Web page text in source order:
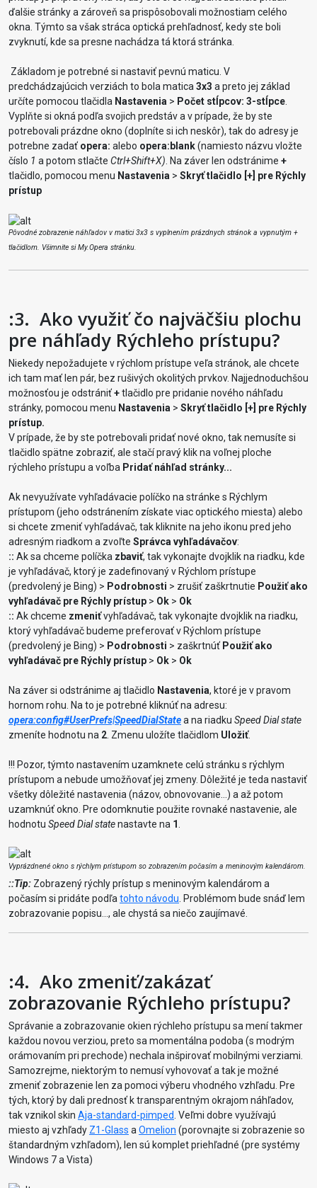
ďalšie stránky a zároveň sa prispôsobovali možnostiam celého
okna. Týmto sa však stráca optická prehľadnosť, kedy ste boli
zvyknutí, kde sa presne nachádza tá ktorá stránka.
Základom je potrebné si nastaviť pevnú maticu. V
predchádzajúcich verziách to bola matica 3x3 a preto jej základ
určíte pomocou tlačidla Nastavenia > Počet stĺpcov: 3-stĺpce
Vyplňte si okná podľa svojich predstáv a v prípade, že by ste
potrebovali prázdne okno (doplníte si ich neskôr), tak do adresy je
potrebne zadať opera: alebo opera:blank(namiesto názvu vložte
číslo 1 a potom stlačte Ctrl+Shift+X) . Na záver len odstránime +
tlačidlo, pomocou menu Nastavenia > Skryť tlačidlo [+] pre Rýchly
prístup
Pôvodné zobrazenie náhľadov v matici 3x3 s vyplnením prázdnych stránok a vypnutým +
tlačidlom. Všimnite si My.Opera stránku.
:3. Ako využiť čo najväčšiu plochu
pre náhľady Rýchleho prístupu?
Niekedy nepožadujete v rýchlom prístupe veľa stránok, ale chcete
ich tam mať len pár, bez rušivých okolitých prvkov. Najjednoduchšou
možnosťou je odstrániť+tlačidlo pre pridanie nového náhľadu
stránky, pomocou menu Nastavenia > Skryť tlačidlo [+] pre Rýchly
prístup.
V prípade, že by ste potrebovali pridať nové okno, tak nemusíte si
tlačidlo spätne zobraziť, ale stačí pravý klik na voľnej ploche
rýchleho prístupu a voľba Pridať náhľad stránky...
Ak nevyužívate vyhľadávacie políčko na stránke s Rýchlym
prístupom (jeho odstránením získate viac optického miesta) alebo
si chcete zmeniť vyhľadávač, tak kliknite na jeho ikonu pred jeho
adresným riadkom a zvoľte Správca vyhľadávačov:
:: Ak sa chceme políčka zbaviť, tak vykonajte dvojklik na riadku, kde
je vyhľadávač, ktorý je zadefinovaný v Rýchlom prístupe
(predvolený je Bing) > Podrobnosti > zrušiť zaškrtnutie Použiť ako
vyhľadávač pre Rýchly prístup > Ok > Ok
:: Ak chceme zmeniťvyhľadávač, tak vykonajte dvojklik na riadku,
ktorý vyhľadávač budeme preferovať v Rýchlom prístupe
(predvolený je Bing) > Podrobnosti > zaškrtnúť Použiť ako
vyhľadávač pre Rýchly prístup > Ok > Ok
Na záver si odstránime aj tlačidlo Nastavenia, ktoré je v pravom
hornom rohu. Na to je potrebné kliknúť na adresu:
opera:config#UserPrefs|SpeedDialStatea na riadku Speed Dial state
zmeníte hodnotu na 2 . Zmenu uložíte tlačidlom Uložiť.
!!! Pozor, týmto nastavením uzamknete celú stránku s rýchlym
prístupom a nebude umožňovať jej zmeny. Dôležité je teda nastaviť
všetky dôležité nastavenia (názov, obnovovanie...) a až potom
uzamknúť okno. Pre odomknutie použite rovnaké nastavenie, ale
hodnotu Speed Dial statenastavte na 1
Vyprázdnené okno s rýchlym prístupom so zobrazením počasím a meninovým kalendárom.
::Tip: Zobrazený rýchly prístup s meninovým kalendárom a
počasím si pridáte podľatohto návodu. Problémom bude snáď lem
zobrazovanie popisu..., ale chystá sa niečo zaujímavé.
:4. Ako zmeniť/zakázať
zobrazovanie Rýchleho prístupu?
Správanie a zobrazovanie okien rýchleho prístupu sa mení takmer
každou novou verziou, preto sa momentálna podoba (s modrým
orámovaním pri prechode) nechala inšpirovať mobilnými verziami.
Samozrejme, niektorým to nemusí vyhovovať a tak je možné
zmeniť zobrazenie len za pomoci výberu vhodného vzhľadu. Pre
tých, ktorý by dali prednosť k transparentným okrajom náhľadov,
tak vznikol skin Aja-standard-pimped. Veľmi dobre využívajú
miesto aj vzhľady Z1-Glass aOmelion (porovnajte si zobrazenie so
štandardným vzhľadom), len sú komplet priehľadné (pre systémy
Windows 7 a Vista)